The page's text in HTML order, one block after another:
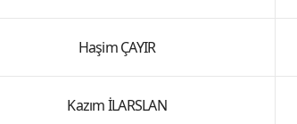
Haşim ÇAYIR
Kazım İLARSLAN